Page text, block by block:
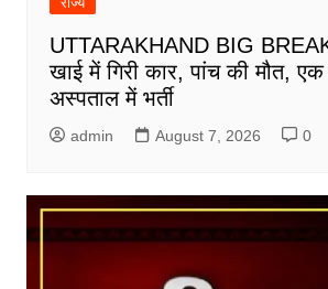
UTTARAKHAND BIG
खाई में गिरी कार, पांच की मौत,
अस्पताल में भर्ती
admin August 7, 2026 0